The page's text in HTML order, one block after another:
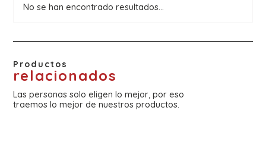
No se han encontrado resultados...
Productos
relacionados
Las personas solo eligen lo mejor, por eso
traemos lo mejor de nuestros productos.